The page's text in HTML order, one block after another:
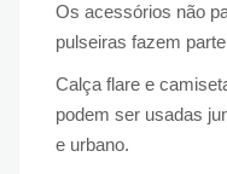
Os acessórios não
pulseiras fazem
Calça flare e
podem ser usadas
e urbano.